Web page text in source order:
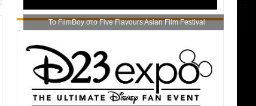
Το FilmBoy στο Five Flavours Asian Film Festival